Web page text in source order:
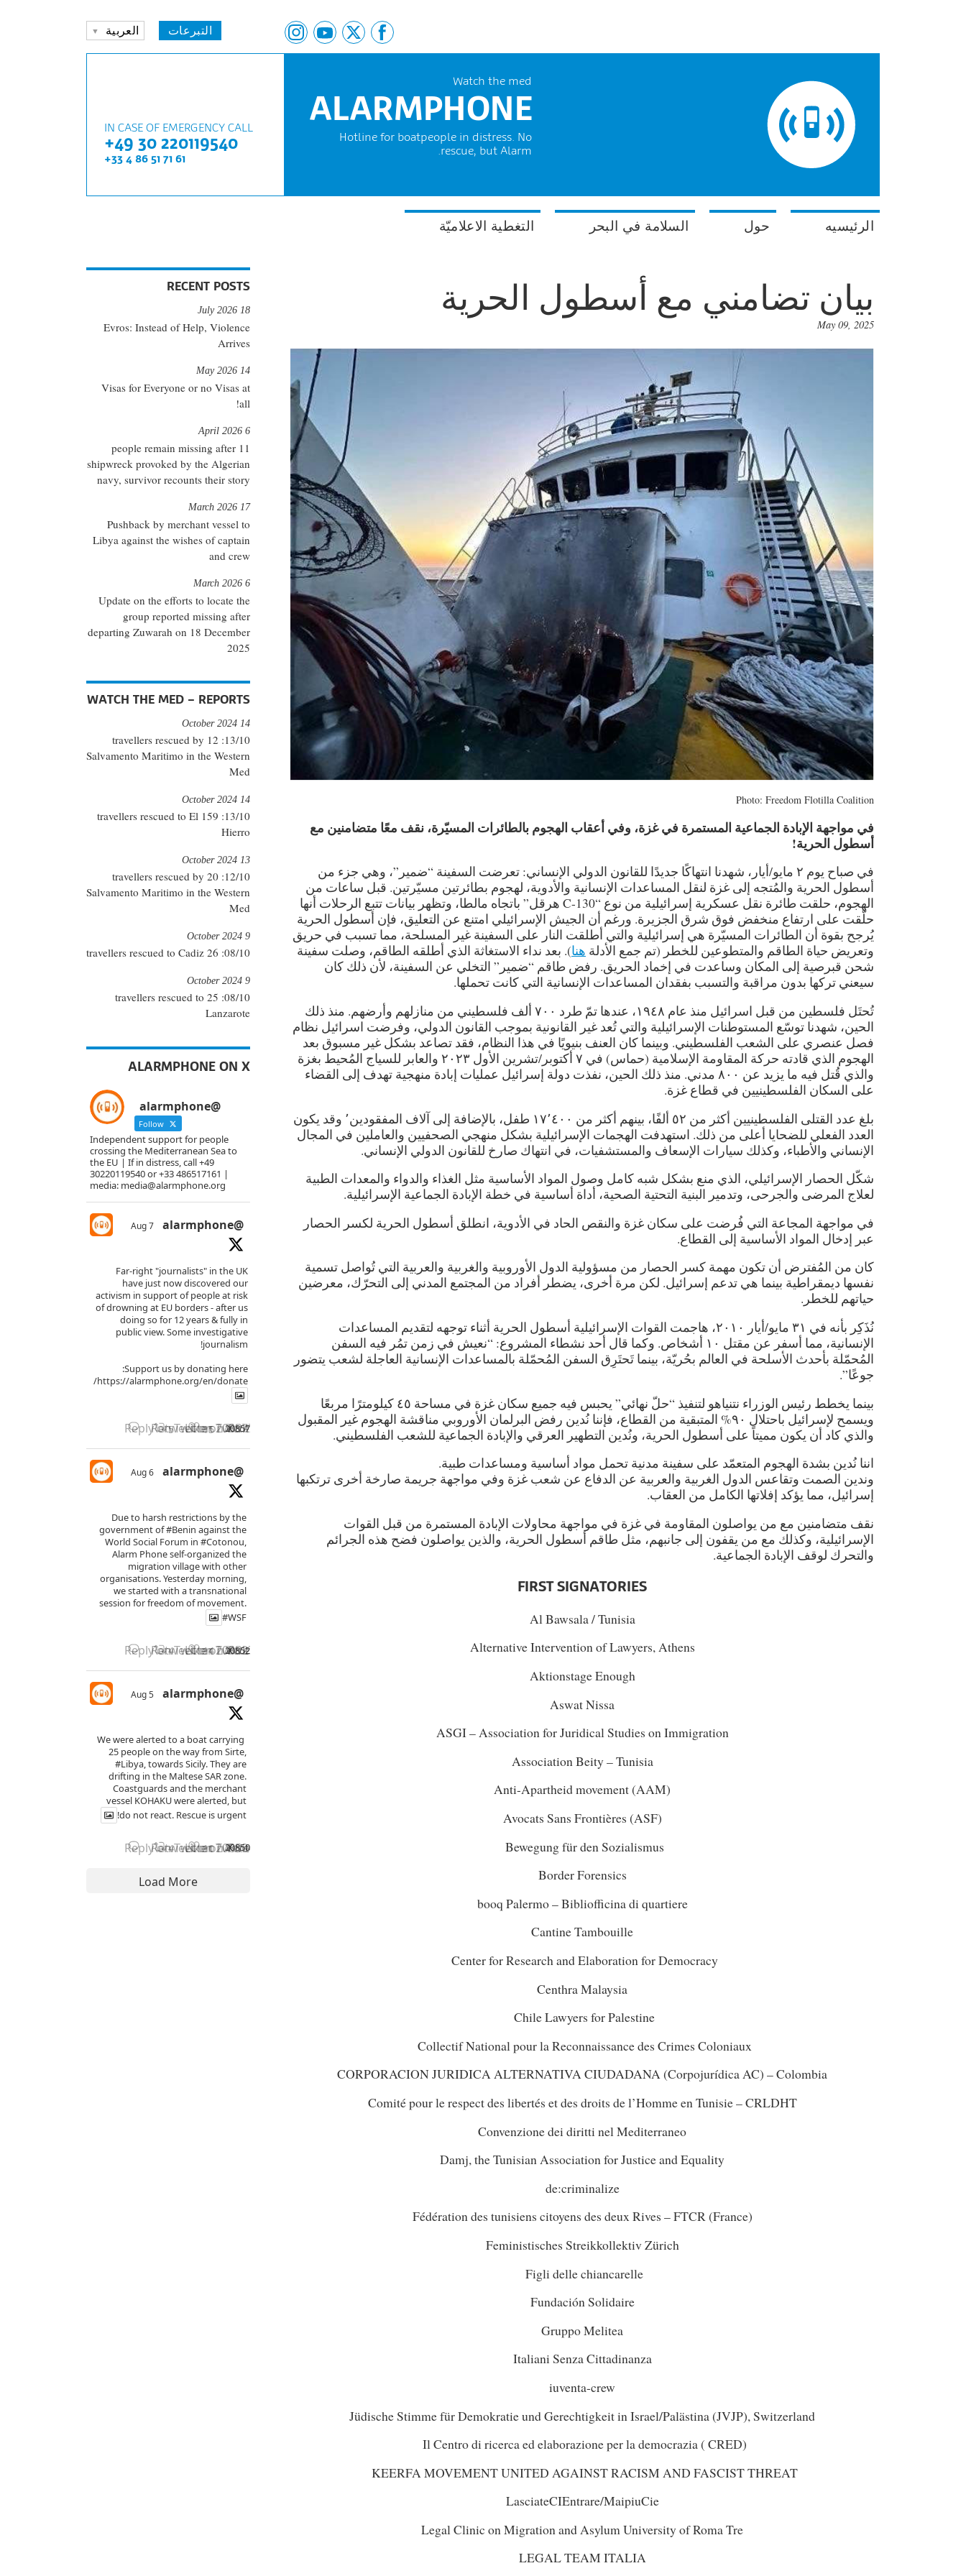
التبرعات العربية
IN CASE OF EMERGENCY CALL
+49 30 220119540
+33 4 86 51 71 61
Watch the med
ALARMPHONE
Hotline for boatpeople in distress. No
rescue, but Alarm.
الرئيسيه حول السلامة في البحر التغطية الاعلاميّة
بيان تضامني مع أسطول الحرية
May 09, 2025
Photo: Freedom Flotilla Coalition
في مواجهة الإبادة الجماعية المستمرة في غزة، وفي أعقاب الهجوم بالطائرات المسيّرة، نقف معًا متضامنين مع
أسطول الحرية!
في صباح يوم ٢ مايو/أيار، شهدنا انتهاكًا جديدًا للقانون الدولي الإنساني: تعرضت السفينة “ضمير”، وهي جزء من
أسطول الحرية والمُتجه إلى غزة لنقل المساعدات الإنسانية والأدوية، لهجوم بطائرتين مسيّرتين. قبل ساعات من
الهجوم، حلقت طائرة نقل عسكرية إسرائيلية من نوع “C-130 هرقل” باتجاه مالطا، وتظهر بيانات تتبع الرحلات أنها
حلّقت على ارتفاع منخفض فوق شرق الجزيرة. ورغم أن الجيش الإسرائيلي امتنع عن التعليق، فإن أسطول الحرية
يُرجح بقوة أن الطائرات المسيّرة هي إسرائيلية والتي أطلقت النار على السفينة غير المسلحة، مما تسبب في حريق
وتعريض حياة الطاقم والمتطوعين للخطر (تم جمع الأدلة هنا). بعد نداء الاستغاثة الذي أطلقه الطاقم، وصلت سفينة
شحن قبرصية إلى المكان وساعدت في إخماد الحريق. رفض طاقم “ضمير” التخلي عن السفينة، لأن ذلك كان
سيعني تركها بدون مراقبة والتسبب بفقدان المساعدات الإنسانية التي كانت تحملها.
تُحتَل فلسطين من قبل اسرائيل منذ عام ١٩٤٨، عندها تمّ طرد ٧٠٠ ألف فلسطيني من منازلهم وأرضهم. منذ ذلك
الحين، شهدنا توسّع المستوطنات الإسرائيلية والتي تُعد غير القانونية بموجب القانون الدولي، وفرضت اسرائيل نظام
فصل عنصري على الشعب الفلسطيني. وبينما كان العنف بنيويًا في هذا النظام، فقد تصاعد بشكل غير مسبوق بعد
الهجوم الذي قادته حركة المقاومة الإسلامية (حماس) في ٧ أكتوبر/تشرين الأول ٢٠٢٣ والعابر للسياج المُحيط بغزة
والذي قُتل فيه ما يزيد عن ٨٠٠ مدني. منذ ذلك الحين، نفذت دولة إسرائيل عمليات إبادة منهجية تهدف إلى القضاء
على السكان الفلسطينيين في قطاع غزة.
بلغ عدد القتلى الفلسطينيين أكثر من ٥٢ ألفًا، بينهم أكثر من ١٧٬٤٠٠ طفل، بالإضافة إلى آلاف المفقودين٬ وقد يكون
العدد الفعلي للضحايا أعلى من ذلك. استهدفت الهجمات الإسرائيلية بشكل منهجي الصحفيين والعاملين في المجال
الإنساني والأطباء، وكذلك سيارات الإسعاف والمستشفيات، في انتهاك صارخ للقانون الدولي الإنساني.
شكّل الحصار الإسرائيلي، الذي منع بشكل شبه كامل وصول المواد الأساسية مثل الغذاء والدواء والمعدات الطبية
لعلاج المرضى والجرحى، وتدمير البنية التحتية الصحية، أداة أساسية في خطة الإبادة الجماعية الإسرائيلية.
في مواجهة المجاعة التي فُرضت على سكان غزة والنقص الحاد في الأدوية، انطلق أسطول الحرية لكسر الحصار
عبر إدخال المواد الأساسية إلى القطاع.
كان من المُفترض أن تكون مهمة كسر الحصار من مسؤولية الدول الأوروبية والغربية والعربية التي تُواصل تسمية
نفسها ديمقراطية بينما هي تدعم إسرائيل. لكن مرة أخرى، يضطر أفراد من المجتمع المدني إلى التحرّك، معرضين
حياتهم للخطر.
نُذَكِر بأنه في ٣١ مايو/أيار ٢٠١٠، هاجمت القوات الإسرائيلية أسطول الحرية أثناء توجهه لتقديم المساعدات
الإنسانية، مما أسفر عن مقتل ١٠ أشخاص. وكما قال أحد نشطاء المشروع: “نعيش في زمن تمُر فيه السفن
المُحمّلة بأحدث الأسلحة في العالم بحُريّة، بينما تَحتَرِق السفن المُحمّلة بالمساعدات الإنسانية العاجلة لشعب يتضور
جوعًا”.
بينما يخطط رئيس الوزراء نتنياهو لتنفيذ “حلّ نهائي” يحبس فيه جميع سكان غزة في مساحة ٤٥ كيلومترًا مربعًا
ويسمح لإسرائيل باحتلال ٩٠% المتبقية من القطاع، فإننا نُدين رفض البرلمان الأوروبي مناقشة الهجوم غير المقبول
والذي كاد أن يكون مميتاً على أسطول الحرية، ونُدين التطهير العرقي والإبادة الجماعية للشعب الفلسطيني.
اننا نُدين بشدة الهجوم المتعمّد على سفينة مدنية تحمل مواد أساسية ومساعدات طبية.
وندين الصمت وتقاعس الدول الغربية والعربية عن الدفاع عن شعب غزة وفي مواجهة جريمة صارخة أخرى ترتكبها
إسرائيل، مما يؤكد إفلاتها الكامل من العقاب.
نقف متضامنين مع من يواصلون المقاومة في غزة في مواجهة محاولات الإبادة المستمرة من قبل القوات
الإسرائيلية، وكذلك مع من يقفون إلى جانبهم، مثل طاقم أسطول الحرية، والذين يواصلون فضح هذه الجرائم
والتحرك لوقف الإبادة الجماعية.
FIRST SIGNATORIES
Al Bawsala / Tunisia
Alternative Intervention of Lawyers, Athens
Aktionstage Enough
Aswat Nissa
ASGI – Association for Juridical Studies on Immigration
Association Beity – Tunisia
Anti-Apartheid movement (AAM)
Avocats Sans Frontières (ASF)
Bewegung für den Sozialismus
Border Forensics
booq Palermo – Bibliofficina di quartiere
Cantine Tambouille
Center for Research and Elaboration for Democracy
Centhra Malaysia
Chile Lawyers for Palestine
Collectif National pour la Reconnaissance des Crimes Coloniaux
CORPORACION JURIDICA ALTERNATIVA CIUDADANA (Corpojurídica AC) – Colombia
Comité pour le respect des libertés et des droits de l’Homme en Tunisie – CRLDHT
Convenzione dei diritti nel Mediterraneo
Damj, the Tunisian Association for Justice and Equality
de:criminalize
Fédération des tunisiens citoyens des deux Rives – FTCR (France)
Feministisches Streikkollektiv Zürich
Figli delle chiancarelle
Fundación Solidaire
Gruppo Melitea
Italiani Senza Cittadinanza
iuventa-crew
Jüdische Stimme für Demokratie und Gerechtigkeit in Israel/Palästina (JVJP), Switzerland
Il Centro di ricerca ed elaborazione per la democrazia ( CRED)
KEERFA MOVEMENT UNITED AGAINST RACISM AND FASCIST THREAT
LasciateCIEntrare/MaipiuCie
Legal Clinic on Migration and Asylum University of Roma Tre
LEGAL TEAM ITALIA
RECENT POSTS
Evros: Instead of Help, Violence
Arrives
18 July 2026
Visas for Everyone or no Visas at
all!
14 May 2026
11 people remain missing after
shipwreck provoked by the Algerian
navy, survivor recounts their story
6 April 2026
Pushback by merchant vessel to
Libya against the wishes of captain
and crew
17 March 2026
Update on the efforts to locate the
group reported missing after
departing Zuwarah on 18 December
2025
6 March 2026
WATCH THE MED – REPORTS
13/10: 12 travellers rescued by
Salvamento Maritimo in the Western
Med
14 October 2024
13/10: 159 travellers rescued to El
Hierro
14 October 2024
12/10: 20 travellers rescued by
Salvamento Maritimo in the Western
Med
13 October 2024
08/10: 26 travellers rescued to Cadiz
9 October 2024
08/10: 25 travellers rescued to
Lanzarote
9 October 2024
ALARMPHONE ON X
@alarmphone
Independent support for people
crossing the Mediterranean Sea to
the EU | If in distress, call +49
30220119540 or +33 486517161 |
media: media@alarmphone.org
@alarmphone
7 Aug
Far-right "journalists" in the UK
have just now discovered our
activism in support of people at risk
of drowning at EU borders - after us
doing so for 12 years & fully in
public view. Some investigative
journalism!
Support us by donating here:
https://alarmphone.org/en/donate/
Reply on Twitter 2085771956893438148
Retweet on Twitter 2085771956893438148
5 Like on Twitter 2085771956893438148
15 X
2085771956893438148
@alarmphone
6 Aug
Due to harsh restrictions by the
government of#Benin against the
World Social Forum in #Cotonou,
Alarm Phone self-organized the
migration village with other
organisations. Yesterday morning,
we started with a transnational
session for freedom of movement.
#WSF
Reply on Twitter 2085277114861789467
Retweet on Twitter 2085277114861789467
4 Like on Twitter 2085277114861789467
14 X
2085277114861789467
@alarmphone
5 Aug
We were alerted to a boat carrying
25 people on the way from Sirte,
#Libya, towards Sicily. They are
drifting in the Maltese SAR zone.
Coastguards and the merchant
vessel KOHAKU were alerted, but
do not react. Rescue is urgent!
Reply on Twitter 2085042371574534269
Retweet on Twitter 2085042371574534269
4 Like on Twitter 2085042371574534269
10 X
2085042371574534269
Load More